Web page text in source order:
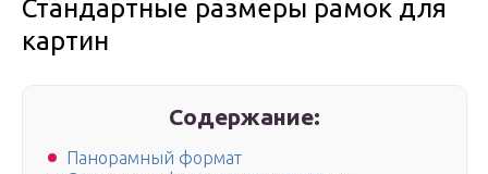
Стандартные размеры рамок для
картин
Содержание:
Панорамный формат